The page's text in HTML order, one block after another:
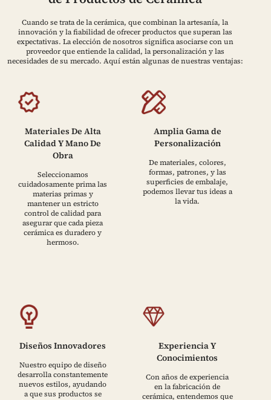
Cuando se trata de la cerámica, que combinan la artesanía, la
innovación y la fiabilidad de ofrecer productos que superan las
expectativas. La elección de nosotros significa asociarse con un
proveedor que entiende la calidad, la personalización y las
necesidades de su mercado. Aquí están algunas de nuestras ventajas:
Materiales De Alta
Calidad Y Mano De
Obra
Seleccionamos
cuidadosamente prima las
materias primas y
mantener un estricto
control de calidad para
asegurar que cada pieza
cerámica es duradero y
hermoso.
Amplia Gama de
Personalización
De materiales, colores,
formas, patrones, y las
superficies de embalaje,
podemos llevar tus ideas a
la vida.
Diseños Innovadores
Nuestro equipo de diseño
desarrolla constantemente
nuevos estilos, ayudando
a que sus productos se
Experiencia Y
Conocimientos
Con años de experiencia
en la fabricación de
cerámica, entendemos que